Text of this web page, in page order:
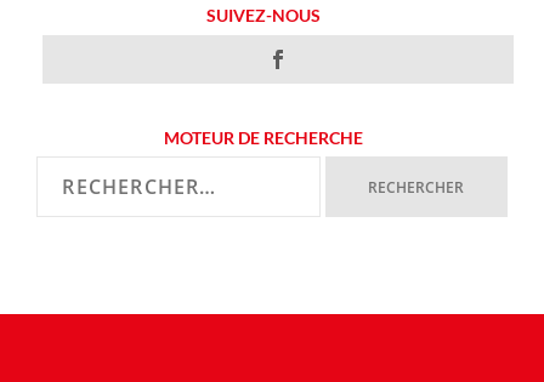
SUIVEZ-NOUS
MOTEUR DE RECHERCHE